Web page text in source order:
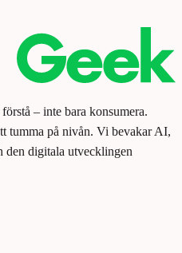
– inte bara konsumera.
tumma på nivån. Vi bevakar AI,
den digitala utvecklingen